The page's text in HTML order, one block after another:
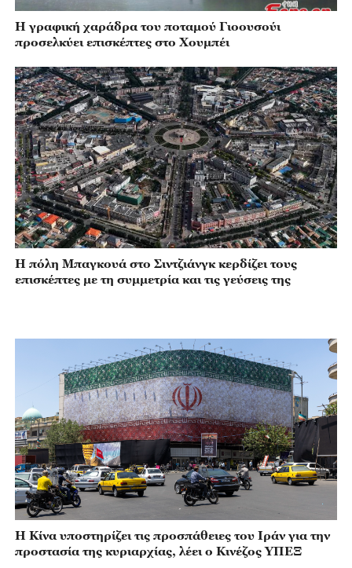
Η γραφική χαράδρα του ποταμού Γιοουσούι
προσελκύει επισκέπτες στο Χουμπέι
Η πόλη Μπαγκουά στο Σιντζιάνγκ κερδίζει τους
επισκέπτες με τη συμμετρία και τις γεύσεις της
Η Κίνα υποστηρίζει τις προσπάθειες του Ιράν για την
προστασία της κυριαρχίας, λέει ο Κινέζος ΥΠΕΞ